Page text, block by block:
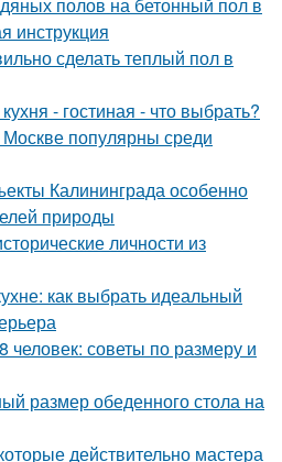
полов на бетонный пол в
инструкция
сделать теплый пол в
- гостиная - что выбрать?
популярны среди
Калининграда особенно
природы
личности из
как выбрать идеальный
человек: советы по размеру и
размер обеденного стола на
действительно мастера